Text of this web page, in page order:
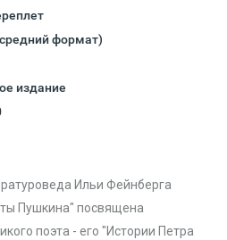
формат)
издание
Ильи Фейнберга
Пушкина" посвящена
поэта - его "Истории Петра